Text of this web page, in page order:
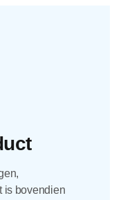
is bovendien